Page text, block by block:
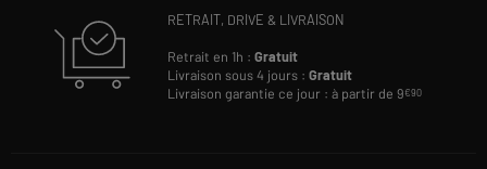
RETRAIT, DRIVE & LIVRAISON
Retrait en 1h :Gratuit
Livraison sous 4 jours :Gratuit
Livraison garantie ce jour : à partir de 9€90